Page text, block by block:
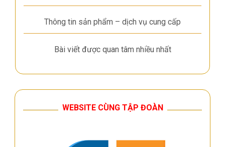
Thông tin sản phẩm – dịch vụ cung cấp
Bài viết được quan tâm nhiều nhất
WEBSITE CÙNG TẬP ĐOÀN